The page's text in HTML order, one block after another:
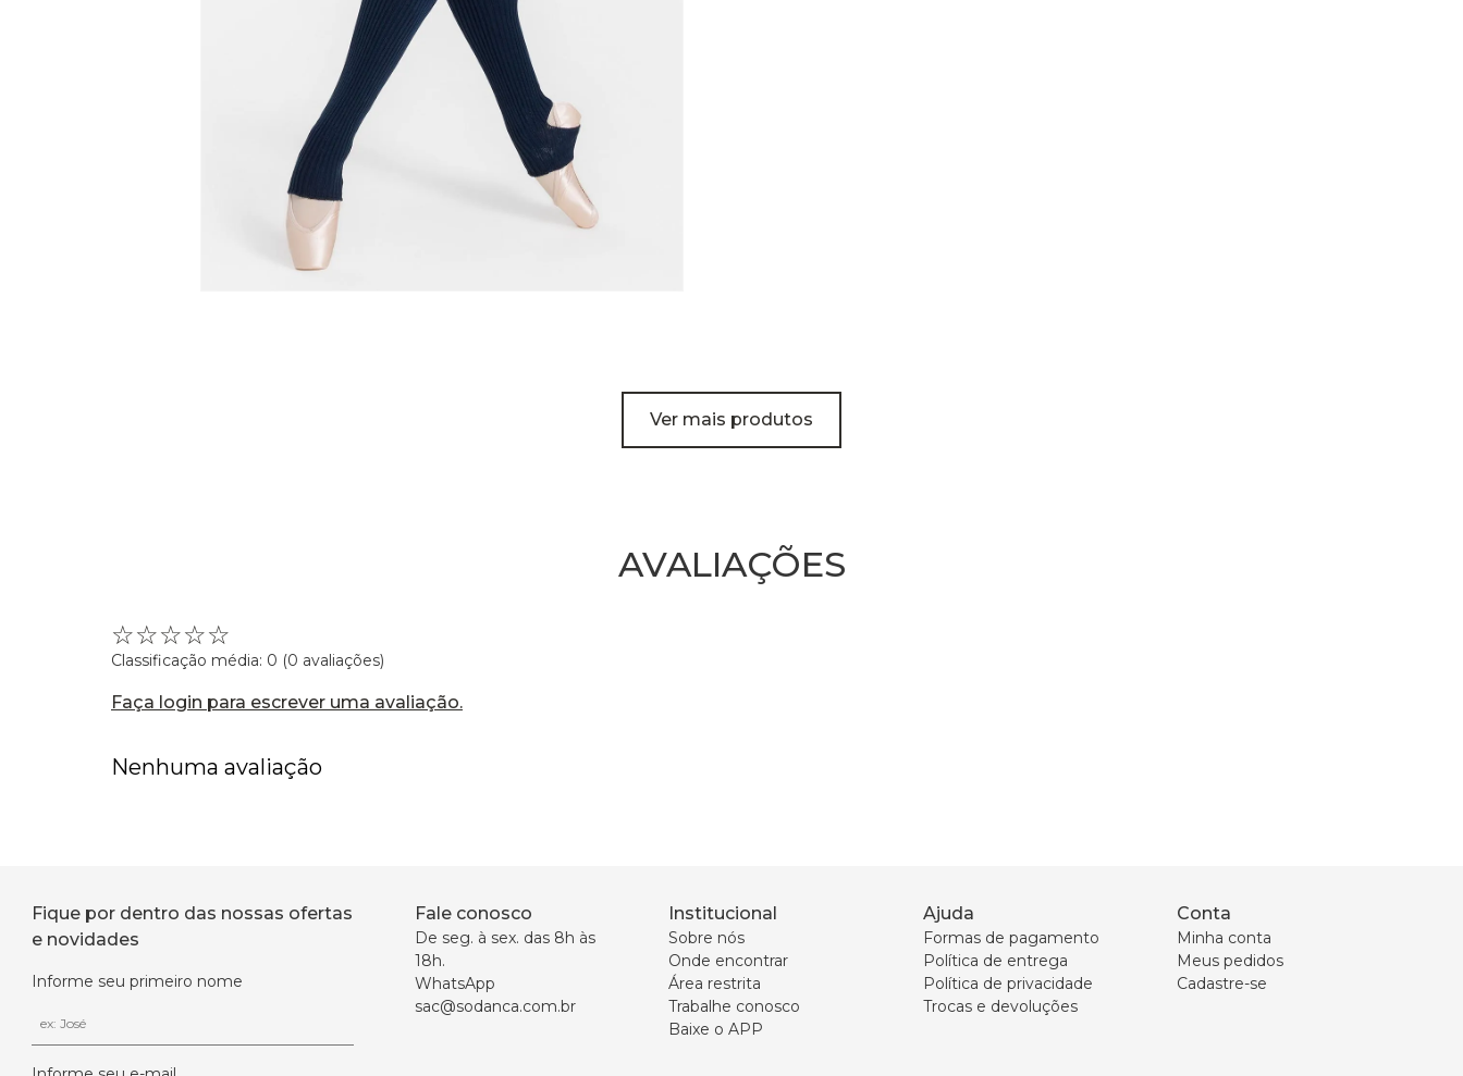
Ver mais produtos
AVALIAÇÕES
☆☆☆☆☆
Classificação média: 0 (0 avaliações)
Faça login para escrever uma avaliação.
Nenhuma avaliação
Fique por dentro das nossas ofertas
e novidades
Informe seu primeiro nome
Fale conosco
De seg. à sex. das 8h às
18h.
WhatsApp
sac@sodanca.com.br
Institucional
Sobre nós
Onde encontrar
Área restrita
Trabalhe conosco
Baixe o APP
Ajuda
Formas de pagamento
Política de entrega
Política de privacidade
Trocas e devoluções
Conta
Minha conta
Meus pedidos
Cadastre-se